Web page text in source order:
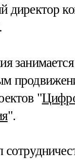
директор
занимается
"
".